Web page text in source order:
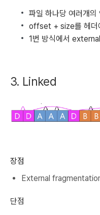
파일 하나당 여러개
offset + size를 헤더
1번 방식에서
3. Linked
장점
External
단점